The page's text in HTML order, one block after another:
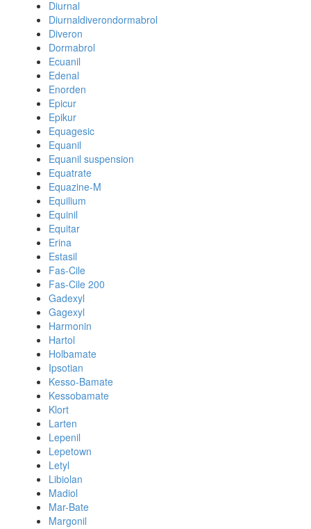
Diurnal
Diurnaldiverondormabrol
Diveron
Dormabrol
Ecuanil
Edenal
Enorden
Epicur
Epikur
Equagesic
Equanil
Equanil suspension
Equatrate
Equazine-M
Equilium
Equinil
Equitar
Erina
Estasil
Fas-Cile
Fas-Cile 200
Gadexyl
Gagexyl
Harmonin
Hartol
Holbamate
Ipsotian
Kesso-Bamate
Kessobamate
Klort
Larten
Lepenil
Lepetown
Letyl
Libiolan
Madiol
Mar-Bate
Margonil